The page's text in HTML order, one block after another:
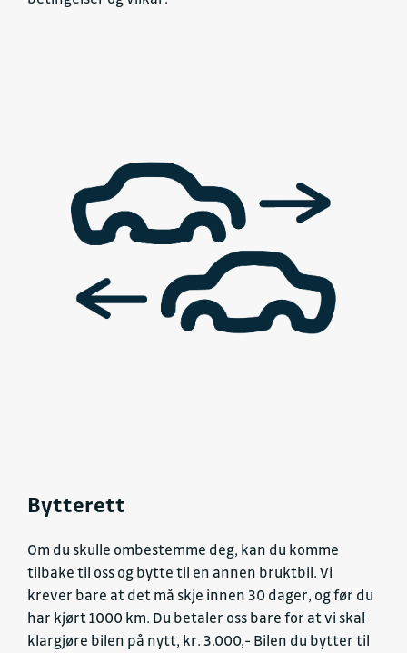
Bytterett
Om du skulle ombestemme deg, kan du komme
tilbake til oss og bytte til en annen bruktbil. Vi
krever bare at det må skje innen 30 dager, og før du
har kjørt 1000 km. Du betaler oss bare for at vi skal
klargjøre bilen på nytt, kr. 3.000,- Bilen du bytter til